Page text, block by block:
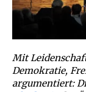
Mit
Demokratie,
argumentiert: